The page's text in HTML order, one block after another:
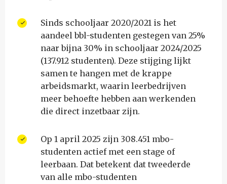
Sinds schooljaar 2020/2021 is het
aandeel bbl-studenten gestegen van 25%
naar bijna 30% in schooljaar 2024/2025
(137.912 studenten). Deze stijging lijkt
samen te hangen met de krappe
arbeidsmarkt, waarin leerbedrijven
meer behoefte hebben aan werkenden
die direct inzetbaar zijn.
Op 1 april 2025 zijn 308.451 mbo-
studenten actief met een stage of
leerbaan. Dat betekent dat tweederde
van alle mbo-studenten